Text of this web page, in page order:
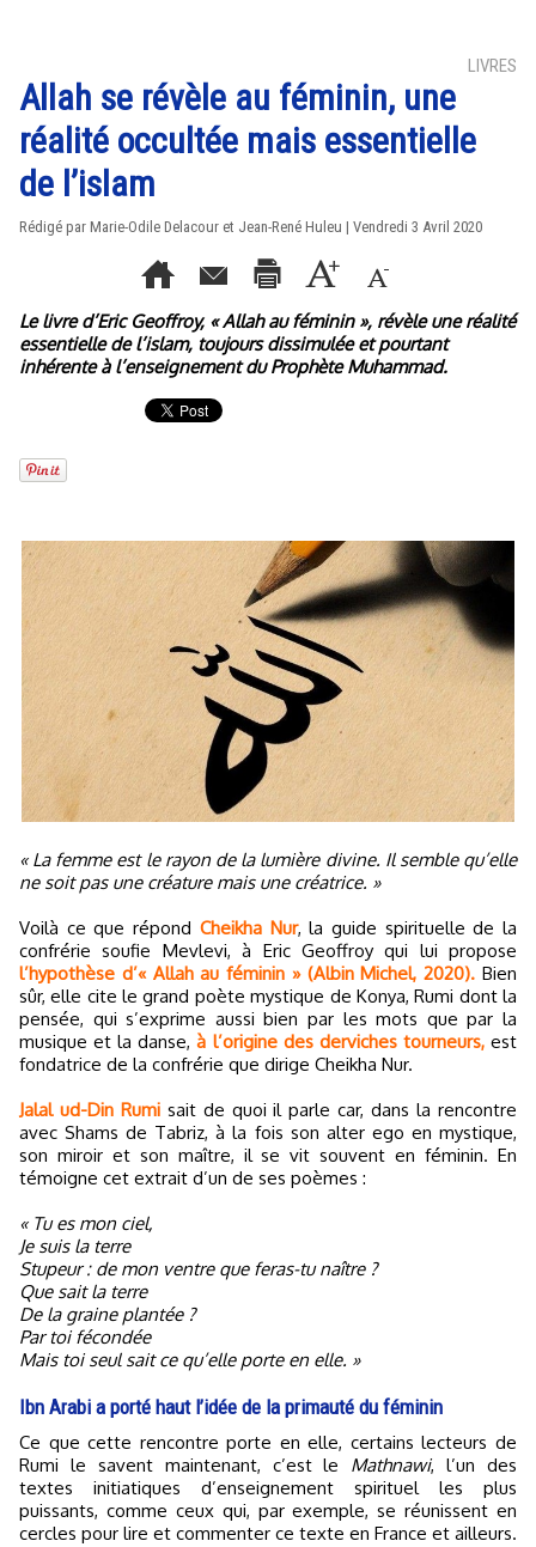
LIVRES
Allah se révèle au féminin, une
réalité occultée mais essentielle
de l’islam
Rédigé par Marie-Odile Delacour et Jean-René Huleu | Vendredi 3 Avril 2020
Le livre d’Eric Geoffroy, « Allah au féminin », révèle une réalité
essentielle de l’islam, toujours dissimulée et pourtant
inhérente à l’enseignement du Prophète Muhammad.
« La femme est le rayon de la lumière divine. Il semble qu’elle
ne soit pas une créature mais une créatrice. »
Voilà ce que répond Cheikha Nur, la guide spirituelle de la
confrérie soufie Mevlevi, à Eric Geoffroy qui lui propose
l’hypothèse d’« Allah au féminin » (Albin Michel, 2020). Bien
sûr, elle cite le grand poète mystique de Konya, Rumi dont la
pensée, qui s’exprime aussi bien par les mots que par la
musique et la danse,à l’origine des derviches tourneurs,est
fondatrice de la confrérie que dirige Cheikha Nur.
Jalal ud-Din Rumisait de quoi il parle car, dans la rencontre
avec Shams de Tabriz, à la fois son alter ego en mystique,
son miroir et son maître, il se vit souvent en féminin. En
témoigne cet extrait d’un de ses poèmes :
« Tu es mon ciel,
Je suis la terre
Stupeur : de mon ventre que feras-tu naître ?
Que sait la terre
De la graine plantée ?
Par toi fécondée
Mais toi seul sait ce qu’elle porte en elle. »
Ibn Arabi a porté haut l’idée de la primauté du féminin
Ce que cette rencontre porte en elle, certains lecteurs de
Rumi le savent maintenant, c’est le Mathnawi, l’un des
textes initiatiques d’enseignement spirituel les plus
puissants, comme ceux qui, par exemple, se réunissent en
cercles pour lire et commenter ce texte en France et ailleurs.